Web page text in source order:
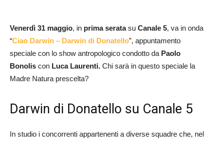
Venerdì 31 maggio, in prima seratasu Canale 5, va in onda
“Ciao Darwin – Darwin di Donatello”, appuntamento
speciale con lo show antropologico condotto da Paolo
Bonolis con Luca Laurenti. Chi sarà in questo speciale la
Madre Natura prescelta?
Darwin di Donatello su Canale 5
In studio i concorrenti appartenenti a diverse squadre che, nel